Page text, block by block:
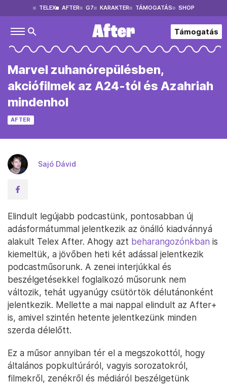
TELEX AFTER G7 KARAKTER TÁMOGATÁS SHOP
Támogatás
Marvel zuhanórepülésben,
akciófilmek az A24-tól és Azahriah
mindenhol
AFTER
Sajó Dávid
Elindult legújabb podcastünk, pontosabban új
adásformátummal jelentkezik az önálló kiadvánnyá
alakult Telex After. Ahogy azt beharangozónkban is
kiemeltük, a jövőben heti két adással jelentkezik
podcastműsorunk. A zenei interjúkkal és
beszélgetésekkel foglalkozó műsorunk nem
változik, tehát ugyanúgy csütörtök délutánonként
jelentkezik. Mellette a mai nappal elindult az After+
is, amivel szintén hetente jelentkezünk minden
szerda délelőtt.
Ez a műsor annyiban tér el a megszokottól, hogy
általános popkultúráról, vagyis sorozatokról,
filmekről, zenékről és médiáról beszélgetünk